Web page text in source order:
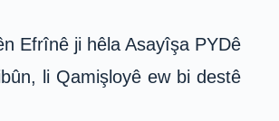
Efrînê ji hêla Asayîşa PYDê
li Qamişloyê ew bi destê